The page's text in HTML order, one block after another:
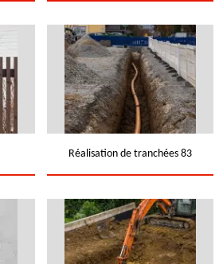
Réalisation de tranchées 83